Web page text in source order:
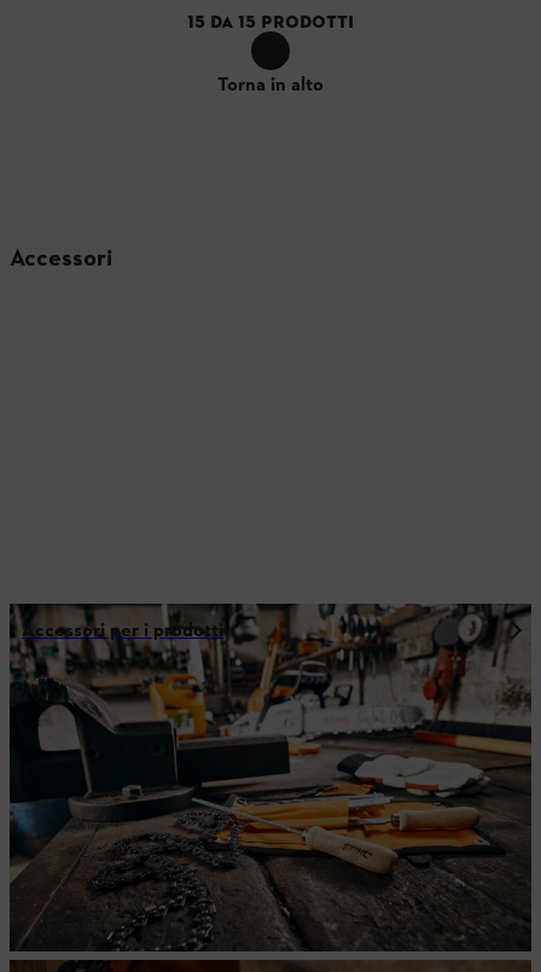
15 DA 15 PRODOTTI
Torna in alto
Accessori
Accessori per i prodotti